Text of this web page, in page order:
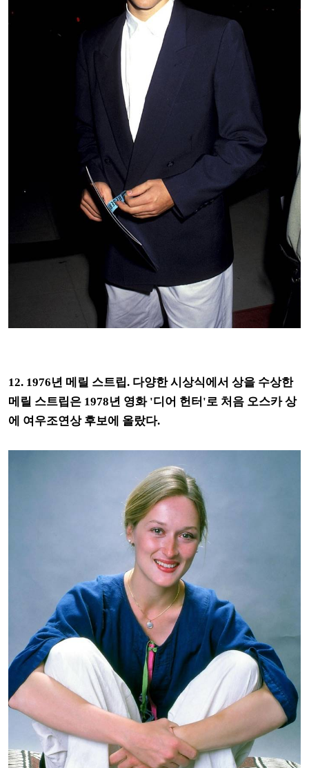
12. 1976년 메릴 스트립. 다양한 시상식에서 상을 수상한
메릴 스트립은 1978년 영화 '디어 헌터'로 처음 오스카 상
에 여우조연상 후보에 올랐다.